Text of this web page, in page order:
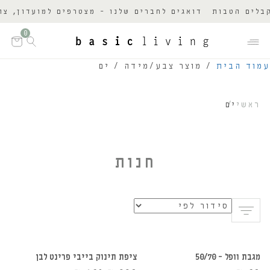
הטבות
דואגים לחברים שלנו - מצטרפים למועדון,
0
עמוד הבית / מוצר צבע/מידה / ים
ראשי ים
חנות
מגבת וופל – 50/70
30%
ציפת תינוק בייבי פרינט לבן